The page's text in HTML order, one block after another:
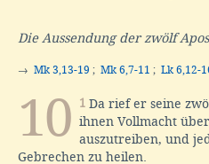
Die Aussendung der zwölf
→ Mk 3,13-19 ; Mk 6,7-11 ; Lk 6,12-
10 1 Da rief er seine
ihnen Vollmacht
auszutreiben, und
Gebrechen zu heilen.